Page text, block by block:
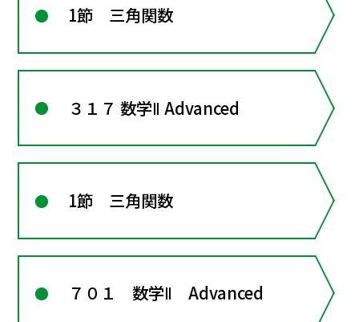
1節 三角関数
３１７ 数学Ⅱ Advanced
1節 三角関数
７０１ 数学Ⅱ Advanced